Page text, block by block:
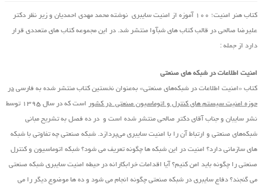
کتاب هنر امنیت؛ ۱۰۰ آموزه از امنیت سایبری نوشته محمد مهدی احمدیان و زیر نظر دکتر
علیرضا صالحی در قالب کتاب های شبآوا منتشر شد. در این مجموعه کتاب های متعددی قرار
دارد از جمله :
امنیت اطلاعات در شبکه های صنعتی
کتاب «امنیت اطلاعات در شبکه‌های صنعتی» به‌عنوان نخستین کتاب منتشر شده به فارسی در
حوزه امنیت سیستم های کنترل و اتوماسیون صنعتی در کشور
است که در سال ۱۳۹۵ توسط
نشر سایبان و جناب آقای دکتر صالحی منتشر شده است و در ده فصل به تشریح مبانی
شبکه‌های صنعتی و ارتباط آن را با امنیت سایبری می‌پردازد. شبکه صنعتی چه تفاوتی با شبکه
های سازمانی دارد؟ امنیت در این شبکه ها چگونه تعریف می شود؟ شبکه اتوماسیون و کنترل
صنعتی را چگونه باید امن کنیم؟ آیا اقدامات خرابکارانه در حیطه امنیت سایبری شبکه صنعتی
می گنجند؟ دفاع سایبری در شبکه صنعتی چگونه انجام می شود و ده ها موضوع دیگر را می